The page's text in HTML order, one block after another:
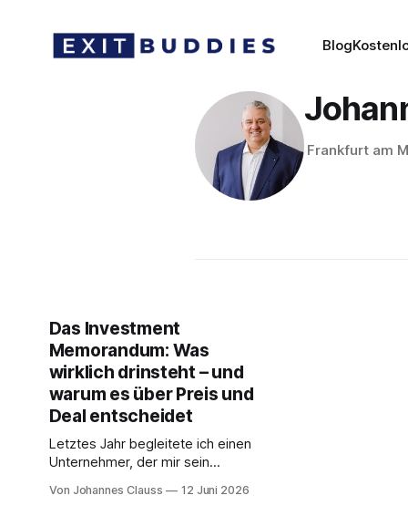
Blog
Frankfurt am
Das Investment
Memorandum: Was
wirklich drinsteht – und
warum es über Preis und
Deal entscheidet
Letztes Jahr begleitete ich einen
Unternehmer, der mir sein
bevor wir offiziell
Von Johannes Clauss 12 Juni 2026